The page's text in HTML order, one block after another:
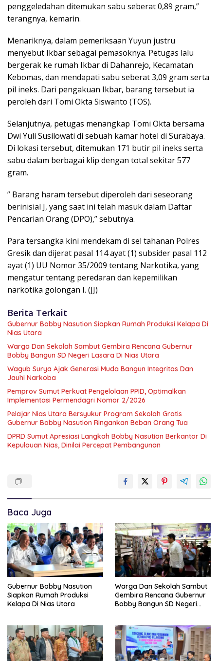
penggeledahan ditemukan sabu seberat 0,89 gram,”
terangnya, kemarin.
Menariknya, dalam pemeriksaan Yuyun justru
menyebut Ikbar sebagai pemasoknya. Petugas lalu
bergerak ke rumah Ikbar di Dahanrejo, Kecamatan
Kebomas, dan mendapati sabu seberat 3,09 gram serta
pil ineks. Dari pengakuan Ikbar, barang tersebut ia
peroleh dari Tomi Okta Siswanto (TOS).
Selanjutnya, petugas menangkap Tomi Okta bersama
Dwi Yuli Susilowati di sebuah kamar hotel di Surabaya.
Di lokasi tersebut, ditemukan 171 butir pil ineks serta
sabu dalam berbagai klip dengan total sekitar 577
gram.
” Barang haram tersebut diperoleh dari seseorang
berinisial J, yang saat ini telah masuk dalam Daftar
Pencarian Orang (DPO),” sebutnya.
Para tersangka kini mendekam di sel tahanan Polres
Gresik dan dijerat pasal 114 ayat (1) subsider pasal 112
ayat (1) UU Nomor 35/2009 tentang Narkotika, yang
mengatur tentang peredaran dan kepemilikan
narkotika golongan I. (JJ)
Berita Terkait
Gubernur Bobby Nasution Siapkan Rumah Produksi Kelapa Di
Nias Utara
Warga Dan Sekolah Sambut Gembira Rencana Gubernur
Bobby Bangun SD Negeri Lasara Di Nias Utara
Wagub Surya Ajak Generasi Muda Bangun Integritas Dan
Jauhi Narkoba
Pemprov Sumut Perkuat Pengelolaan PPID, Optimalkan
Implementasi Permendagri Nomor 2/2026
Pelajar Nias Utara Bersyukur Program Sekolah Gratis
Gubernur Bobby Nasution Ringankan Beban Orang Tua
DPRD Sumut Apresiasi Langkah Bobby Nasution Berkantor Di
Kepulauan Nias, Dinilai Percepat Pembangunan
Baca Juga
Gubernur Bobby Nasution
Siapkan Rumah Produksi
Kelapa Di Nias Utara
Warga Dan Sekolah Sambut
Gembira Rencana Gubernur
Bobby Bangun SD Negeri